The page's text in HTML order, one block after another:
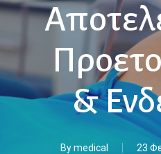
&
Bymedical 23